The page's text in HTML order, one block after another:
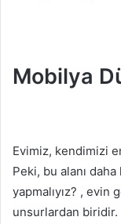
Mobilya
Evimiz, kendimizi
Peki, bu alanı
yapmalıyız? ,
unsurlardan